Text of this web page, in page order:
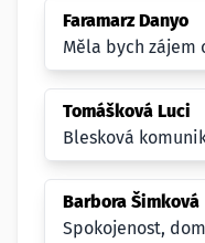
Faramarz Danyo
Měla bych zájem
Tomášková Luci
Blesková
Barbora Šimková
Spokojenost,